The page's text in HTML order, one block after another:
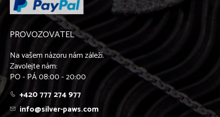
PROVOZOVATEL
Na vašem názoru nám záleží.
Zavolejte nám:
PO - PÁ 08:00 - 20:00
+420 777 274 977
info@silver-paws.com